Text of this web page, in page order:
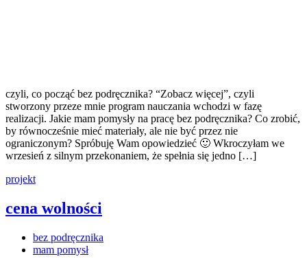
czyli, co począć bez podręcznika? “Zobacz więcej”, czyli
stworzony przeze mnie program nauczania wchodzi w fazę
realizacji. Jakie mam pomysły na pracę bez podręcznika? Co zrobić,
by równocześnie mieć materiały, ale nie być przez nie
ograniczonym? Spróbuję Wam opowiedzieć 🙂 Wkroczyłam we
wrzesień z silnym przekonaniem, że spełnia się jedno […]
projekt
cena wolności
bez podręcznika
mam pomysł